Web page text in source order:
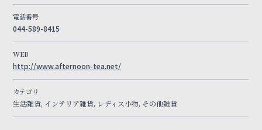
電話番号
044-589-8415
WEB
http://www.afternoon-tea.net/
カテゴリ
生活雑貨, インテリア雑貨, レディス小物, その他雑貨